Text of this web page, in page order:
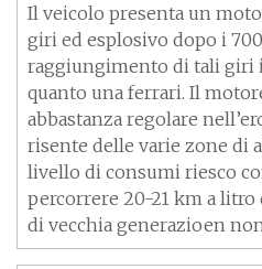
Il veicolo presenta un
giri ed esplosivo dopo i
raggiungimento di tali giri
quanto una ferrari. Il
abbastanza regolare
risente delle varie zone di
livello di consumi riesco
percorrere 20-21 km a
di vecchia generazioen